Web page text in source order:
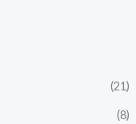
(21)
(8)